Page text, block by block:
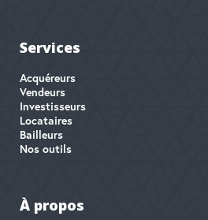
Services
Acquéreurs
Vendeurs
Investisseurs
Locataires
Bailleurs
Nos outils
À propos